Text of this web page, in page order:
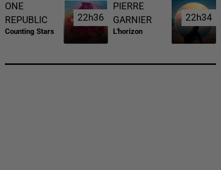
ONE
REPUBLIC
Counting Stars
22h36
22h36
PIERRE
GARNIER
L'horizon
22h34
22h34